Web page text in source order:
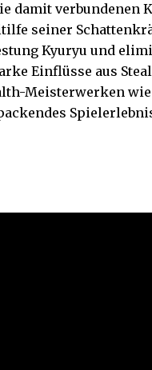
damit verbundenen
seiner
Kyuryu und
Einflüsse aus
Meisterwerken